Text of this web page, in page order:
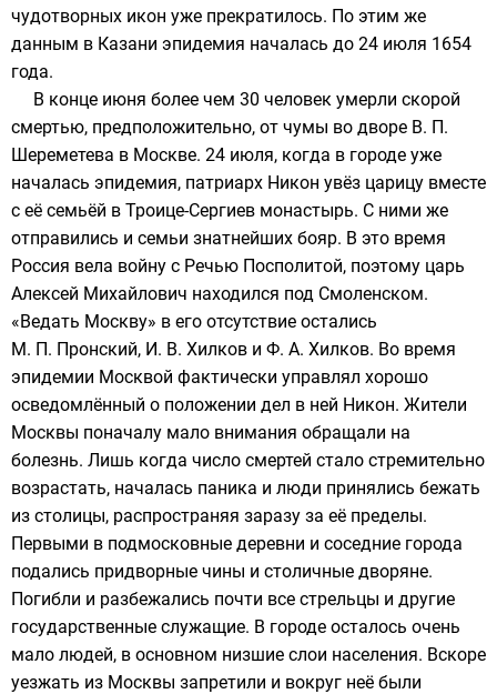
чудотворных икон уже прекратилось. По этим же
данным в Казани эпидемия началась до 24 июля 1654
года.
В конце июня более чем 30 человек умерли скорой
смертью, предположительно, от чумы во дворе В. П.
Шереметева в Москве. 24 июля, когда в городе уже
началась эпидемия, патриарх Никон увёз царицу вместе
с её семьёй в Троице-Сергиев монастырь. С ними же
отправились и семьи знатнейших бояр. В это время
Россия вела войну с Речью Посполитой, поэтому царь
Алексей Михайлович находился под Смоленском.
«Ведать Москву» в его отсутствие остались
М. П. Пронский, И. В. Хилков и Ф. А. Хилков. Во время
эпидемии Москвой фактически управлял хорошо
осведомлённый о положении дел в ней Никон. Жители
Москвы поначалу мало внимания обращали на
болезнь. Лишь когда число смертей стало стремительно
возрастать, началась паника и люди принялись бежать
из столицы, распространяя заразу за её пределы.
Первыми в подмосковные деревни и соседние города
подались придворные чины и столичные дворяне.
Погибли и разбежались почти все стрельцы и другие
государственные служащие. В городе осталось очень
мало людей, в основном низшие слои населения. Вскоре
уезжать из Москвы запретили и вокруг неё были